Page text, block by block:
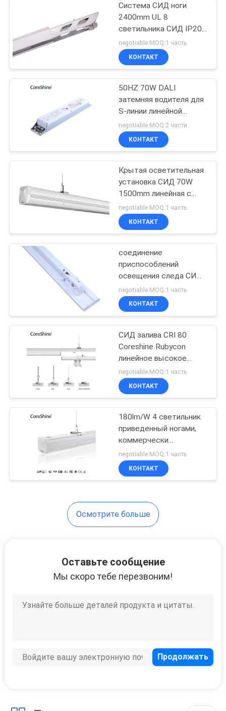
Освещение склада
20
Розничное
освещение
20
Рельс транкинга
Свет Dimmable
линейный
Аварийный
рельс
Система СИД ноги
2400mm UL 8
светильника СИД IP20
80CRI линейная
negotiable MOQ:1 часть
КОНТАКТ
50HZ 70W DALI
затемняя водителя для
S-линии линейной
осветительной
установки приведенной
negotiable MOQ:2 части
КОНТАКТ
Крытая осветительная
установка СИД 70W
1500mm линейная с
различным лучем
negotiable MOQ:1 часть
КОНТАКТ
соединение
приспособлений
освещения следа СИД
80Ra 1200mm линейное
безшовное
negotiable MOQ:1 часть
КОНТАКТ
СИД залива CRI 80
Coreshine Rubycon
линейное высокое
освещает белый
черный серебр
negotiable MOQ:1 часть
КОНТАКТ
180lm/W 4 светильник
приведенный ногами,
коммерчески
розничное освещение
40W
negotiable MOQ:1 часть
КОНТАКТ
Осмотрите больше
Оставьте сообщение
Мы скоро тебе перезвоним!